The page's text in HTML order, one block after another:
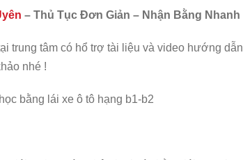
– Thủ Tục Đơn Giản – Nhận Bằng Nhanh
trung tâm có hổ trợ tài liệu và video hướng dẫn
nhé !
bằng lái xe ô tô hạng b1-b2